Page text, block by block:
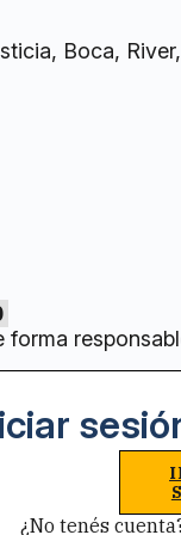
Boca,
¿No tenés